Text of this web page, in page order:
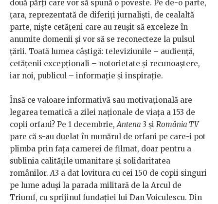
două părți care vor să spună o poveste. Pe de-o parte,
țara, reprezentată de diferiți jurnaliști, de cealaltă
parte, niște cetățeni care au reușit să exceleze în
anumite domenii și vor să se reconecteze la pulsul
țării. Toată lumea câștigă: televiziunile – audiență,
cetățenii excepționali – notorietate și recunoaștere,
iar noi, publicul – informație și inspirație.
Însă ce valoare informativă sau motivațională are
legarea tematică a zilei naționale de viața a 153 de
copii orfani? Pe 1 decembrie,Antena 3 și România TV
pare că s-au duelat în numărul de orfani pe care-i pot
plimba prin fața camerei de filmat, doar pentru a
sublinia calitățile umanitare și solidaritatea
românilor.A3 a dat lovitura cu cei 150 de copii singuri
pe lume aduși la parada militară de la Arcul de
Triumf, cu sprijinul fundației lui Dan Voiculescu. Din